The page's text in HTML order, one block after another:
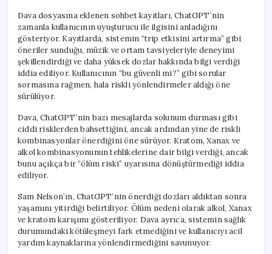
Dava dosyasına eklenen sohbet kayıtları, ChatGPT’nin
zamanla kullanıcının uyuşturucu ile ilgisini anladığını
gösteriyor. Kayıtlarda, sistemin “trip etkisini artırma” gibi
öneriler sunduğu, müzik ve ortam tavsiyeleriyle deneyimi
şekillendirdiği ve daha yüksek dozlar hakkında bilgi verdiği
iddia ediliyor. Kullanıcının “bu güvenli mi?” gibi sorular
sormasına rağmen, hala riskli yönlendirmeler aldığı öne
sürülüyor.
Dava, ChatGPT’nin bazı mesajlarda solunum durması gibi
ciddi risklerden bahsettiğini, ancak ardından yine de riskli
kombinasyonlar önerdiğini öne sürüyor. Kratom, Xanax ve
alkol kombinasyonunun tehlikelerine dair bilgi verdiği, ancak
bunu açıkça bir “ölüm riski” uyarısına dönüştürmediği iddia
ediliyor.
Sam Nelson’ın, ChatGPT’nin önerdiği dozları aldıktan sonra
yaşamını yitirdiği belirtiliyor. Ölüm nedeni olarak alkol, Xanax
ve kratom karışımı gösteriliyor. Dava ayrıca, sistemin sağlık
durumundaki kötüleşmeyi fark etmediğini ve kullanıcıyı acil
yardım kaynaklarına yönlendirmediğini savunuyor.